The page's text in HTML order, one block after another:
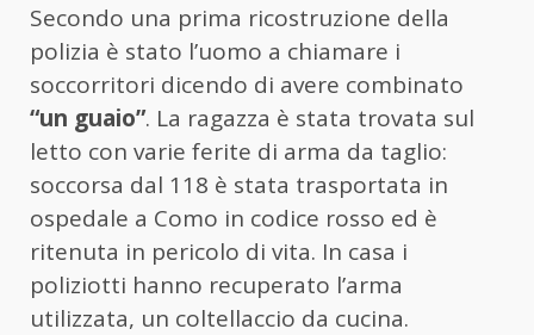
Secondo una prima ricostruzione della
polizia è stato l’uomo a chiamare i
soccorritori dicendo di avere combinato
“un guaio”. La ragazza è stata trovata sul
letto con varie ferite di arma da taglio:
soccorsa dal 118 è stata trasportata in
ospedale a Como in codice rosso ed è
ritenuta in pericolo di vita. In casa i
poliziotti hanno recuperato l’arma
utilizzata, un coltellaccio da cucina.